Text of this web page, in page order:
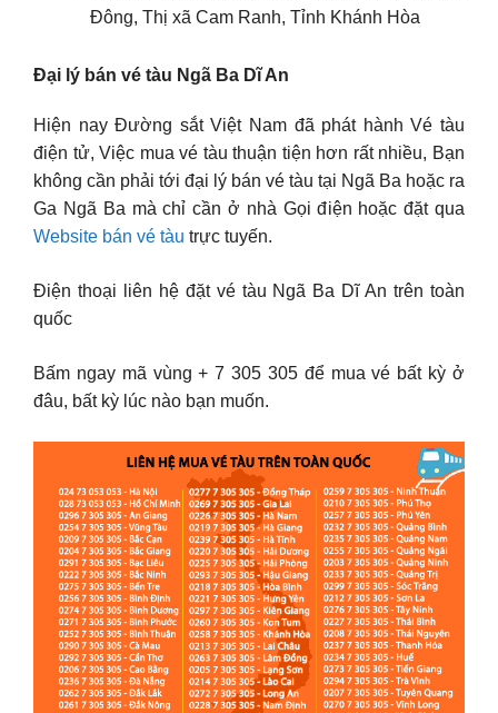
Đông, Thị xã Cam Ranh, Tỉnh Khánh Hòa
Đại lý bán vé tàu Ngã Ba Dĩ An
Hiện nay Đường sắt Việt Nam đã phát hành Vé tàu
điện tử, Việc mua vé tàu thuận tiện hơn rất nhiều, Bạn
không cần phải tới đại lý bán vé tàu tại Ngã Ba hoặc ra
Ga Ngã Ba mà chỉ cần ở nhà Gọi điện hoặc đặt qua
Website bán vé tàu trực tuyến.
Điện thoại liên hệ đặt vé tàu Ngã Ba Dĩ An trên toàn
quốc
Bấm ngay mã vùng + 7 305 305 để mua vé bất kỳ ở
đâu, bất kỳ lúc nào bạn muốn.